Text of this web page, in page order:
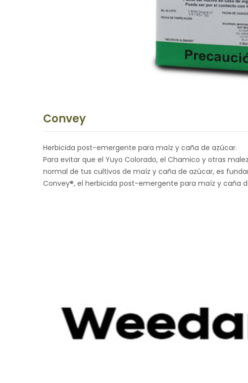
Convey
Herbicida post-emergente para maíz y caña de azúcar.
Para evitar que el Yuyo Colorado, el Chamico y otras
normal de tus cultivos de maíz y caña de azúcar, es
Convey®, el herbicida post-emergente para maíz y caña